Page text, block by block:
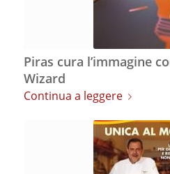
Piras cura l’immagine
Wizard
Continua a leggere